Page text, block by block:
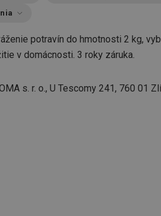
potravín do hmotnosti 2 kg,
v domácnosti. 3 roky záruka.
s. r. o., U Tescomy 241, 760 01